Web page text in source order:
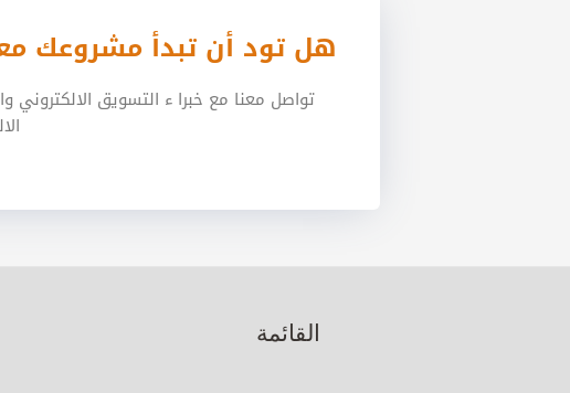
هل تود أن تبدأ مشروعك
تواصل معنا مع خبرا ء التسويق
القائمة